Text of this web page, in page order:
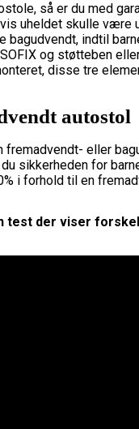
så er du med
uheldet skulle være
indtil
og støtteben
disse tre
autostol
eller
sikkerheden for
i forhold til en
test der viser